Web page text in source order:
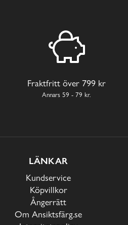
Fraktfritt över 799 kr
Annars 59 - 79 kr.
LÄNKAR
Kundservice
Köpvillkor
Ångerrätt
Om Ansiktsfärg.se